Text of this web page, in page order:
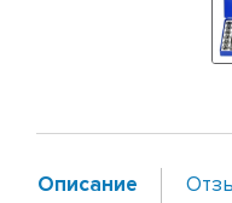
Описание